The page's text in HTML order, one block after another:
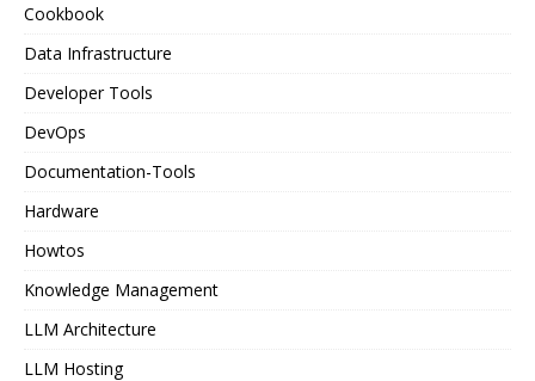
Cookbook
Data Infrastructure
Developer Tools
DevOps
Documentation-Tools
Hardware
Howtos
Knowledge Management
LLM Architecture
LLM Hosting